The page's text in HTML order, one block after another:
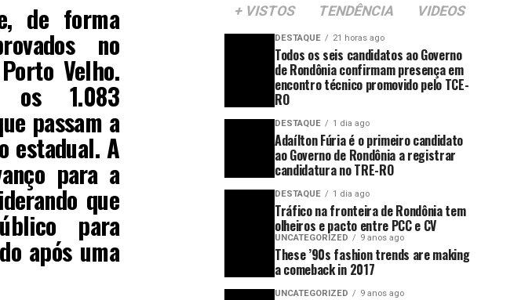
de forma
no
Velho.
os 1.083
passam a
estadual. A
para a
que
para
após uma
+ VISTOS TENDÊNCIA VIDEOS
DESTAQUE 21 horas ago
Todos os seis candidatos ao Governo
de Rondônia confirmam presença em
encontro técnico promovido pelo TCE-
RO
DESTAQUE 1 dia ago
Adaílton Fúria é o primeiro candidato
ao Governo de Rondônia a registrar
candidatura no TRE-RO
DESTAQUE 1 dia ago
Tráfico na fronteira de Rondônia tem
olheiros e pacto entre PCC e CV
UNCATEGORIZED 9 anos ago
These ’90s fashion trends are making
a comeback in 2017
UNCATEGORIZED 9 anos ago